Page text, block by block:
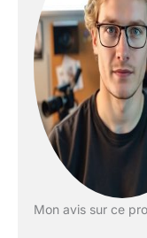
Mon avis sur ce